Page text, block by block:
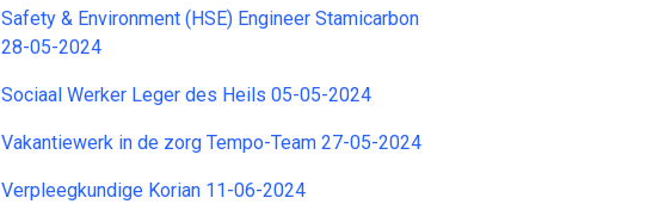
Safety & Environment (HSE) Engineer Stamicarbon
28-05-2024
Sociaal Werker Leger des Heils 05-05-2024
Vakantiewerk in de zorg Tempo-Team 27-05-2024
Verpleegkundige Korian 11-06-2024